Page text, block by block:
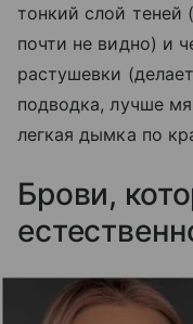
тонкий слой теней
почти не видно) и
растушевки
подводка, лучше
легкая дымка по
Брови,